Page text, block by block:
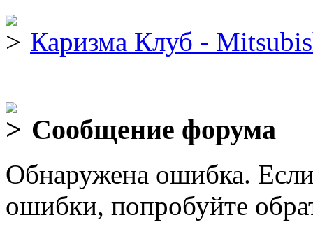
Каризма Клуб -
Сообщение форума
Обнаружена ошибка.
ошибки, попробуйте